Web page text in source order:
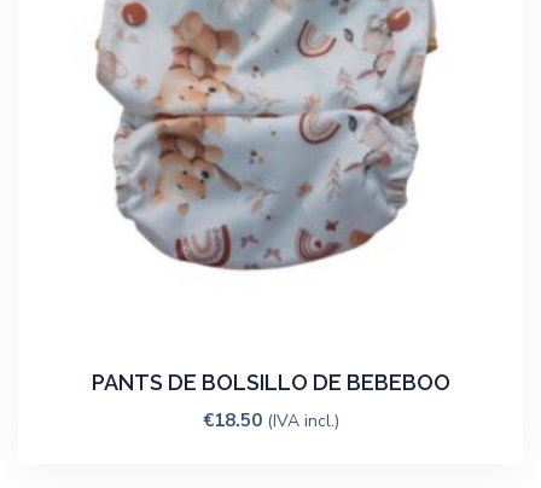
PANTS DE BOLSILLO DE BEBEBOO
€18.50 (IVA incl.)